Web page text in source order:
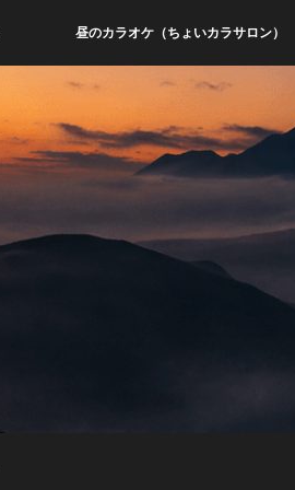
昼のカラオケ（ちょいカラサロン）